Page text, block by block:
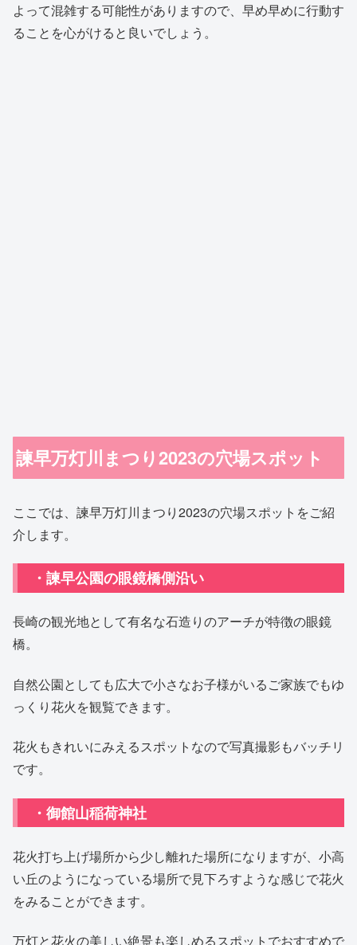
よって混雑する可能性がありますので、早め早めに行動す
ることを心がけると良いでしょう。
諫早万灯川まつり2023の穴場スポット
ここでは、諫早万灯川まつり2023の穴場スポットをご紹
介します。
・諫早公園の眼鏡橋側沿い
長崎の観光地として有名な石造りのアーチが特徴の眼鏡
橋。
自然公園としても広大で小さなお子様がいるご家族でもゆ
っくり花火を観覧できます。
花火もきれいにみえるスポットなので写真撮影もバッチリ
です。
・御館山稲荷神社
花火打ち上げ場所から少し離れた場所になりますが、小高
い丘のようになっている場所で見下ろすような感じで花火
をみることができます。
万灯と花火の美しい絶景も楽しめるスポットでおすすめで